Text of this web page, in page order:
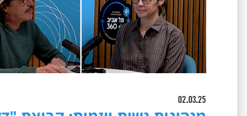
02.03.25